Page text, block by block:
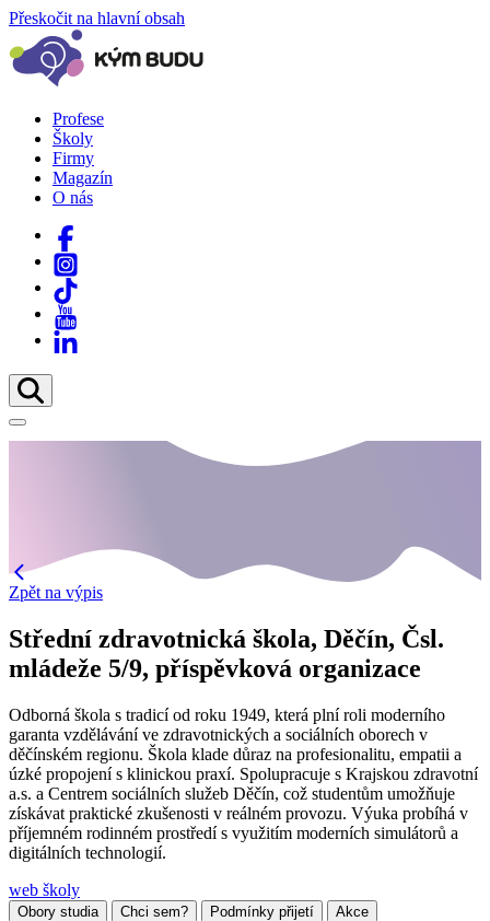
Přeskočit na hlavní obsah
Profese
Školy
Firmy
Magazín
O nás
Zpět na výpis
Střední zdravotnická škola, Děčín, Čsl.
mládeže 5/9, příspěvková organizace
Odborná škola s tradicí od roku 1949, která plní roli moderního
garanta vzdělávání ve zdravotnických a sociálních oborech v
děčínském regionu. Škola klade důraz na profesionalitu, empatii a
úzké propojení s klinickou praxí. Spolupracuje s Krajskou zdravotní
a.s. a Centrem sociálních služeb Děčín, což studentům umožňuje
získávat praktické zkušenosti v reálném provozu. Výuka probíhá v
příjemném rodinném prostředí s využitím moderních simulátorů a
digitálních technologií.
web školy
Obory studia Chci sem? Podmínky přijetí
Akce